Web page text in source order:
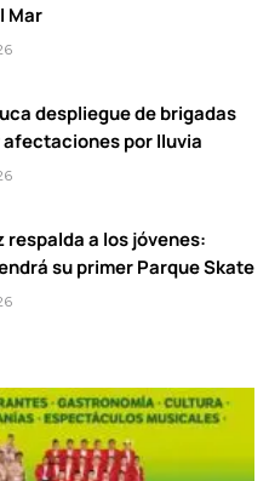
Mar
despliegue de brigadas
por lluvia
respalda a los jóvenes:
su primer Parque Skate